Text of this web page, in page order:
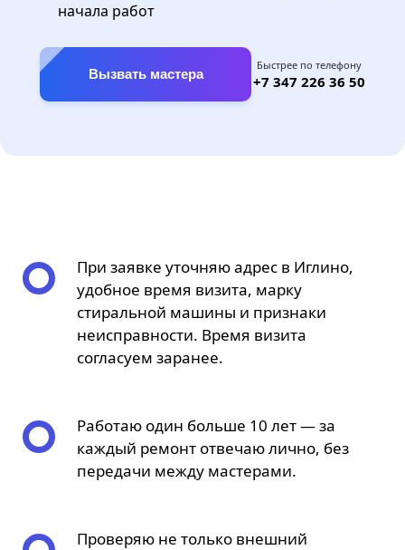
начала работ
Вызвать мастера
Быстрее по телефону
+7 347 226 36 50
При заявке уточняю адрес в Иглино,
удобное время визита, марку
стиральной машины и признаки
неисправности. Время визита
согласуем заранее.
Работаю один больше 10 лет — за
каждый ремонт отвечаю лично, без
передачи между мастерами.
Проверяю не только внешний